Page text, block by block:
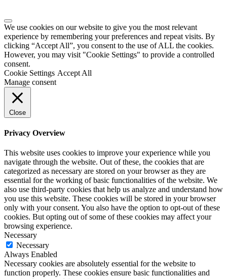
We use cookies on our website to give you the most relevant
experience by remembering your preferences and repeat visits. By
clicking “Accept All”, you consent to the use of ALL the cookies.
However, you may visit "Cookie Settings" to provide a controlled
consent.
Cookie Settings Accept All
Manage consent
Close
Privacy Overview
This website uses cookies to improve your experience while you
navigate through the website. Out of these, the cookies that are
categorized as necessary are stored on your browser as they are
essential for the working of basic functionalities of the website. We
also use third-party cookies that help us analyze and understand how
you use this website. These cookies will be stored in your browser
only with your consent. You also have the option to opt-out of these
cookies. But opting out of some of these cookies may affect your
browsing experience.
Necessary
Necessary
Always Enabled
Necessary cookies are absolutely essential for the website to
function properly. These cookies ensure basic functionalities and